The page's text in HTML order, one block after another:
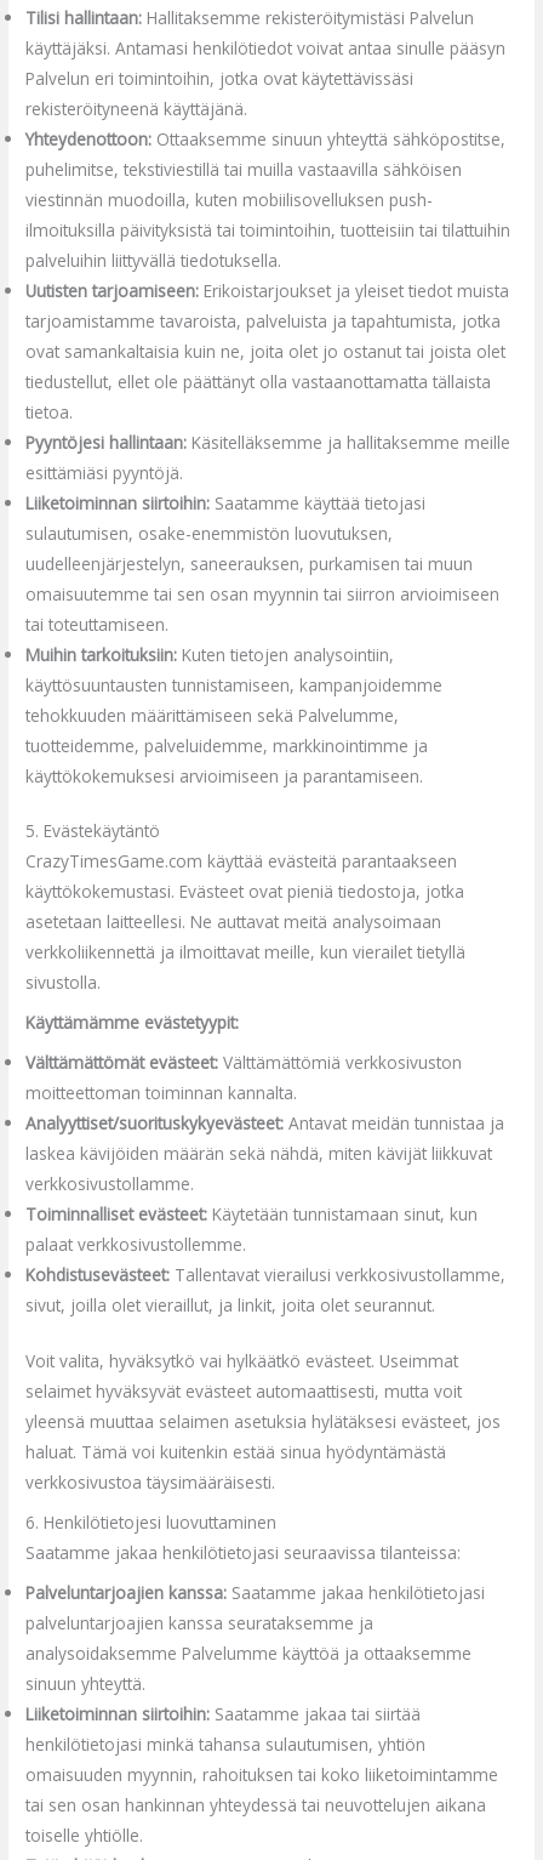
Tilisi hallintaan: Hallitaksemme rekisteröitymistäsi Palvelun
käyttäjäksi. Antamasi henkilötiedot voivat antaa sinulle pääsyn
Palvelun eri toimintoihin, jotka ovat käytettävissäsi
rekisteröityneenä käyttäjänä.
Yhteydenottoon: Ottaaksemme sinuun yhteyttä sähköpostitse,
puhelimitse, tekstiviestillä tai muilla vastaavilla sähköisen
viestinnän muodoilla, kuten mobiilisovelluksen push-
ilmoituksilla päivityksistä tai toimintoihin, tuotteisiin tai tilattuihin
palveluihin liittyvällä tiedotuksella.
Uutisten tarjoamiseen: Erikoistarjoukset ja yleiset tiedot muista
tarjoamistamme tavaroista, palveluista ja tapahtumista, jotka
ovat samankaltaisia kuin ne, joita olet jo ostanut tai joista olet
tiedustellut, ellet ole päättänyt olla vastaanottamatta tällaista
tietoa.
Pyyntöjesi hallintaan: Käsitelläksemme ja hallitaksemme meille
esittämiäsi pyyntöjä.
Liiketoiminnan siirtoihin: Saatamme käyttää tietojasi
sulautumisen, osake-enemmistön luovutuksen,
uudelleenjärjestelyn, saneerauksen, purkamisen tai muun
omaisuutemme tai sen osan myynnin tai siirron arvioimiseen
tai toteuttamiseen.
Muihin tarkoituksiin: Kuten tietojen analysointiin,
käyttösuuntausten tunnistamiseen, kampanjoidemme
tehokkuuden määrittämiseen sekä Palvelumme,
tuotteidemme, palveluidemme, markkinointimme ja
käyttökokemuksesi arvioimiseen ja parantamiseen.
5. Evästekäytäntö
CrazyTimesGame.com käyttää evästeitä parantaakseen
käyttökokemustasi. Evästeet ovat pieniä tiedostoja, jotka
asetetaan laitteellesi. Ne auttavat meitä analysoimaan
verkkoliikennettä ja ilmoittavat meille, kun vierailet tietyllä
sivustolla.
Käyttämämme evästetyypit:
Välttämättömät evästeet: Välttämättömiä verkkosivuston
moitteettoman toiminnan kannalta.
Analyyttiset/suorituskykyevästeet: Antavat meidän tunnistaa ja
laskea kävijöiden määrän sekä nähdä, miten kävijät liikkuvat
verkkosivustollamme.
Toiminnalliset evästeet: Käytetään tunnistamaan sinut, kun
palaat verkkosivustollemme.
Kohdistusevästeet: Tallentavat vierailusi verkkosivustollamme,
sivut, joilla olet vieraillut, ja linkit, joita olet seurannut.
Voit valita, hyväksytkö vai hylkäätkö evästeet. Useimmat
selaimet hyväksyvät evästeet automaattisesti, mutta voit
yleensä muuttaa selaimen asetuksia hylätäksesi evästeet, jos
haluat. Tämä voi kuitenkin estää sinua hyödyntämästä
verkkosivustoa täysimääräisesti.
6. Henkilötietojesi luovuttaminen
Saatamme jakaa henkilötietojasi seuraavissa tilanteissa:
Palveluntarjoajien kanssa: Saatamme jakaa henkilötietojasi
palveluntarjoajien kanssa seurataksemme ja
analysoidaksemme Palvelumme käyttöä ja ottaaksemme
sinuun yhteyttä.
Liiketoiminnan siirtoihin: Saatamme jakaa tai siirtää
henkilötietojasi minkä tahansa sulautumisen, yhtiön
omaisuuden myynnin, rahoituksen tai koko liiketoimintamme
tai sen osan hankinnan yhteydessä tai neuvottelujen aikana
toiselle yhtiölle.